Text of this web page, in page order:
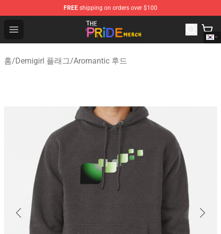
FREE shipping on orders over $100
Open menu
The Pride Shop - Official The Pride Merchandise Store
홈/Demigirl 플래그/Aromantic 후드